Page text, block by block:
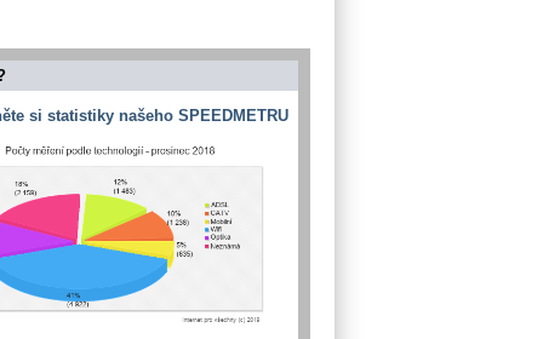
si statistiky našeho SPEEDMETRU